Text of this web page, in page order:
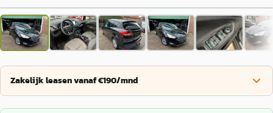
Zakelijk leasen vanaf €190/mnd